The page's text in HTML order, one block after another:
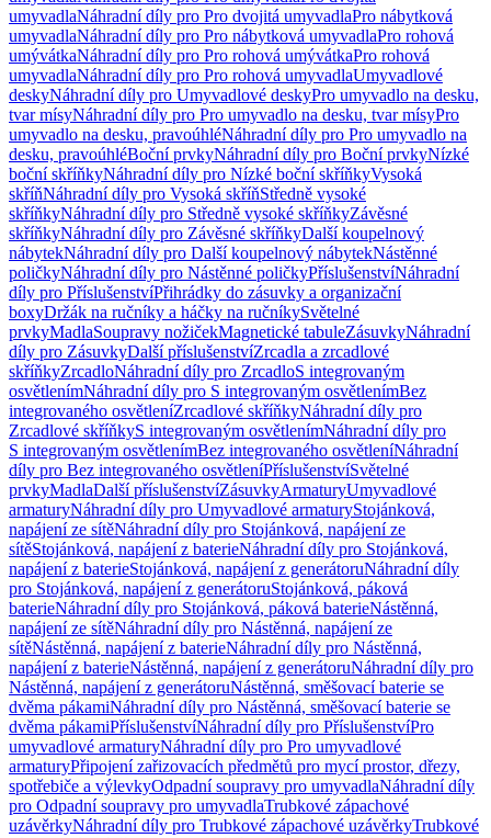
umyvadlaNáhradní díly pro Pro dvojitá umyvadlaPro nábytková
umyvadlaNáhradní díly pro Pro nábytková umyvadlaPro rohová
umývátkaNáhradní díly pro Pro rohová umývátkaPro rohová
umyvadlaNáhradní díly pro Pro rohová umyvadlaUmyvadlové
deskyNáhradní díly pro Umyvadlové deskyPro umyvadlo na desku,
tvar mísyNáhradní díly pro Pro umyvadlo na desku, tvar mísyPro
umyvadlo na desku, pravoúhléNáhradní díly pro Pro umyvadlo na
desku, pravoúhléBoční prvkyNáhradní díly pro Boční prvkyNízké
boční skříňkyNáhradní díly pro Nízké boční skříňkyVysoká
skříňNáhradní díly pro Vysoká skříňStředně vysoké
skříňkyNáhradní díly pro Středně vysoké skříňkyZávěsné
skříňkyNáhradní díly pro Závěsné skříňkyDalší koupelnový
nábytekNáhradní díly pro Další koupelnový nábytekNástěnné
poličkyNáhradní díly pro Nástěnné poličkyPříslušenstvíNáhradní
díly pro PříslušenstvíPřihrádky do zásuvky a organizační
boxyDržák na ručníky a háčky na ručníkySvětelné
prvkyMadlaSoupravy nožičekMagnetické tabuleZásuvkyNáhradní
díly pro ZásuvkyDalší příslušenstvíZrcadla a zrcadlové
skříňkyZrcadloNáhradní díly pro ZrcadloS integrovaným
osvětlenímNáhradní díly pro S integrovaným osvětlenímBez
integrovaného osvětleníZrcadlové skříňkyNáhradní díly pro
Zrcadlové skříňkyS integrovaným osvětlenímNáhradní díly pro
S integrovaným osvětlenímBez integrovaného osvětleníNáhradní
díly pro Bez integrovaného osvětleníPříslušenstvíSvětelné
prvkyMadlaDalší příslušenstvíZásuvkyArmaturyUmyvadlové
armaturyNáhradní díly pro Umyvadlové armaturyStojánková,
napájení ze sítěNáhradní díly pro Stojánková, napájení ze
sítěStojánková, napájení z baterieNáhradní díly pro Stojánková,
napájení z baterieStojánková, napájení z generátoruNáhradní díly
pro Stojánková, napájení z generátoruStojánková, páková
baterieNáhradní díly pro Stojánková, páková baterieNástěnná,
napájení ze sítěNáhradní díly pro Nástěnná, napájení ze
sítěNástěnná, napájení z baterieNáhradní díly pro Nástěnná,
napájení z baterieNástěnná, napájení z generátoruNáhradní díly pro
Nástěnná, napájení z generátoruNástěnná, směšovací baterie se
dvěma pákamiNáhradní díly pro Nástěnná, směšovací baterie se
dvěma pákamiPříslušenstvíNáhradní díly pro PříslušenstvíPro
umyvadlové armaturyNáhradní díly pro Pro umyvadlové
armaturyPřipojení zařizovacích předmětů pro mycí prostor, dřezy,
spotřebiče a výlevkyOdpadní soupravy pro umyvadlaNáhradní díly
pro Odpadní soupravy pro umyvadlaTrubkové zápachové
uzávěrkyNáhradní díly pro Trubkové zápachové uzávěrkyTrubkové